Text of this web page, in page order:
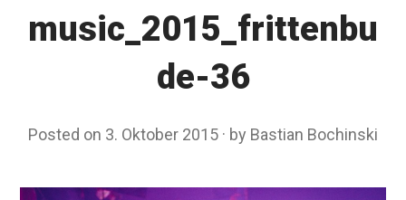
music_2015_frittenbu
de-36
Posted on 3. Oktober 2015 by Bastian Bochinski